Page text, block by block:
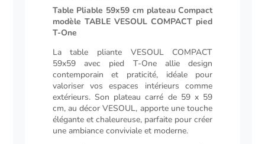
Table Pliable 59x59 cm plateau Compact
modèle TABLE VESOUL COMPACT pied
T-One
La table pliante VESOUL COMPACT
59x59 avec pied T-One allie design
contemporain et praticité, idéale pour
valoriser vos espaces intérieurs comme
extérieurs. Son plateau carré de 59 x 59
cm, au décor VESOUL, apporte une touche
élégante et chaleureuse, parfaite pour créer
une ambiance conviviale et moderne.